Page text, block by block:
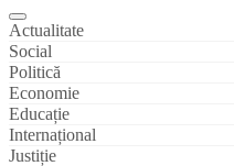
Actualitate
Social
Politică
Economie
Educație
Internațional
Justiție